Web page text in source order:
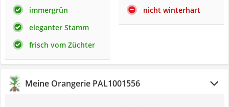
immergrün
eleganter Stamm
frisch vom Züchter
nicht winterhart
‎Meine Orangerie ‎PAL1001556